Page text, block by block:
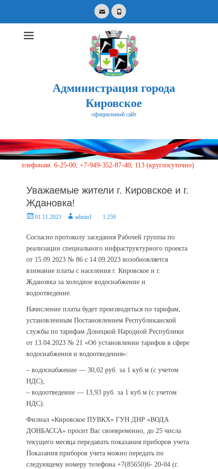
EmailPhone
Администрация города
Кировское
официальный сайт
for:
6-25-00; +7-949-352-87-40, 113 (круглосуточно)
Уважаемые жители г. Кировское и г.
Ждановка!
Posted01.11.2023 Authoradmin1 1 259
Согласно протоколу заседания Рабочей группы по
реализации специального инфраструктурного проекта
от 15.09.2023 № 86 с 14.09.2023 возобновляется
взимание платы с населения г. Кировское и г.
Ждановка за холодное водоснабжение и
водоотведение.
Начисление платы будет производиться по тарифам,
установленным Постановлением Республиканской
службы по тарифам Донецкой Народной Республики
от 13.04.2023 № 21 «Об установлении тарифов в сфере
водоснабжения и водоотведения»:
– водоснабжение — 30,02 руб. за 1 куб.м (с учетом
НДС);
– водоотведение — 13,93 руб. за 1 куб.м (с учетом
НДС).
Филиал «Кировское ПУВКХ» ГУН ДНР «ВОДА
ДОНБАССА» просит Вас своевременно, до 25 числа
текущего месяца передавать показания приборов учета.
Показания приборов учета можно передать по
следующему номеру телефона +7(85650)6- 20-04 (г.